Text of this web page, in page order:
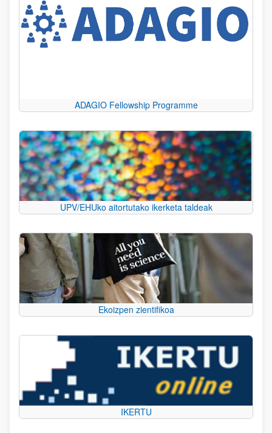
ADAGIO Fellowship Programme
UPV/EHUko aitortutako ikerketa taldeak
Ekoizpen zientifikoa
IKERTU